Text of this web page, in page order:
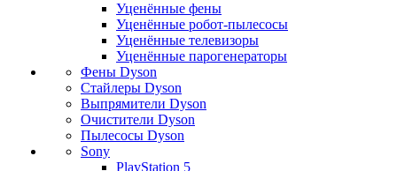
Уценённые фены
Уценённые робот-пылесосы
Уценённые телевизоры
Уценённые парогенераторы
Фены Dyson
Стайлеры Dyson
Выпрямители Dyson
Очистители Dyson
Пылесосы Dyson
Sony
PlayStation 5